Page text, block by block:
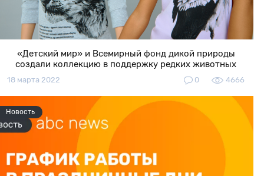
«Детский мир» и Всемирный фонд дикой природы
создали коллекцию в поддержку редких животных
18 марта 2022 0 4666
Новость